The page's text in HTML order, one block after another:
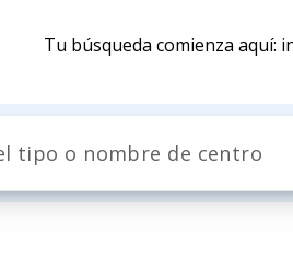
Tu búsqueda comienza aquí: